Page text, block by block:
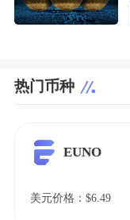
热门币种
EUNO
美元价格：$6.49